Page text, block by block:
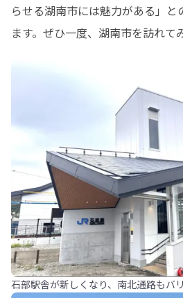
らせる湖南市には魅力がある」
ます。ぜひ一度、湖南市を訪れて
石部駅舎が新しくなり、南北通路もバ